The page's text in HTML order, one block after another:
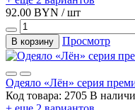
92.00 BYN / шт
В корзину Просмотр
Одеяло «Лён» серия
Код товара: 2705 В